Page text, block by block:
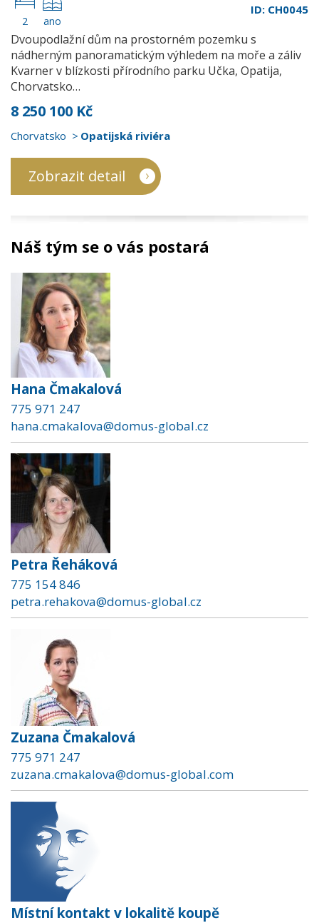
2 ano
ID: CH0045
Dvoupodlažní dům na prostorném pozemku s
nádherným panoramatickým výhledem na moře a záliv
Kvarner v blízkosti přírodního parku Učka, Opatija,
Chorvatsko…
8 250 100 Kč
Chorvatsko Opatijská riviéra
Zobrazit detail
Náš tým se o vás postará
Hana Čmakalová
775 971 247
hana.cmakalova@domus-global.cz
Petra Řeháková
775 154 846
petra.rehakova@domus-global.cz
Zuzana Čmakalová
775 971 247
zuzana.cmakalova@domus-global.com
Místní kontakt v lokalitě koupě